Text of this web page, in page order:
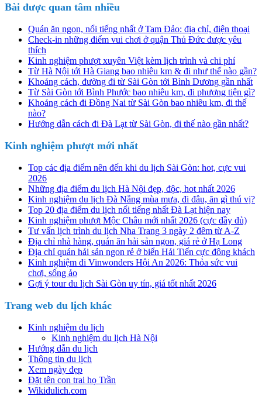
Bài được quan tâm nhiều
Quán ăn ngon, nổi tiếng nhất ở Tam Đảo: địa chỉ, điện thoại
Check-in những điểm vui chơi ở quận Thủ Đức được yêu
thích
Kinh nghiệm phượt xuyên Việt kèm lịch trình và chi phí
Từ Hà Nội tới Hà Giang bao nhiêu km & đi như thế nào gần?
Khoảng cách, đường đi từ Sài Gòn tới Bình Dương gần nhất
Từ Sài Gòn tới Bình Phước bao nhiêu km, đi phương tiện gì?
Khoảng cách đi Đồng Nai từ Sài Gòn bao nhiêu km, đi thế
nào?
Hướng dẫn cách đi Đà Lạt từ Sài Gòn, đi thế nào gần nhất?
Kinh nghiệm phượt mới nhất
Top các địa điểm nên đến khi du lịch Sài Gòn: hot, cực vui
2026
Những địa điểm du lịch Hà Nội đẹp, độc, hot nhất 2026
Kinh nghiệm du lịch Đà Nẵng mùa mưa, đi đâu, ăn gì thú vị?
Top 20 địa điểm du lịch nổi tiếng nhất Đà Lạt hiện nay
Kinh nghiệm phượt Mộc Châu mới nhất 2026 (cực đầy đủ)
Tư vấn lịch trình du lịch Nha Trang 3 ngày 2 đêm từ A-Z
Địa chỉ nhà hàng, quán ăn hải sản ngon, giá rẻ ở Hạ Long
Địa chỉ quán hải sản ngon rẻ ở biển Hải Tiến cực đông khách
Kinh nghiệm đi Vinwonders Hội An 2026: Thỏa sức vui
chơi, sống ảo
Gợi ý tour du lịch Sài Gòn uy tín, giá tốt nhất 2026
Trang web du lịch khác
Kinh nghiệm du lịch
Kinh nghiệm du lịch Hà Nội
Hướng dẫn du lịch
Thông tin du lịch
Xem ngày đẹp
Đặt tên con trai họ Trần
Wikidulich.com